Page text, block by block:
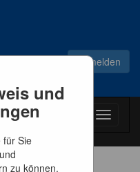
und
für Sie
zu können,
Anmelden
Toggle